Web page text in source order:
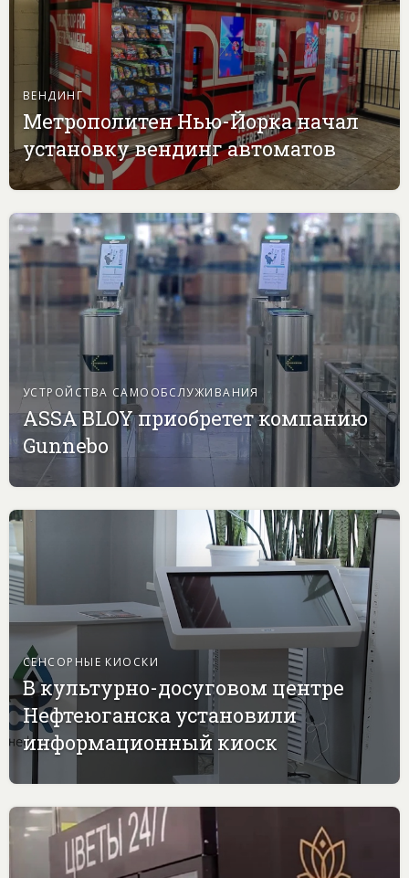
ВЕНДИНГ
Метрополитен Нью-Йорка начал
установку вендинг автоматов
УСТРОЙСТВА САМООБСЛУЖИВАНИЯ
ASSA BLOY приобретет компанию
Gunnebo
СЕНСОРНЫЕ КИОСКИ
В культурно-досуговом центре
Нефтеюганска установили
информационный киоск